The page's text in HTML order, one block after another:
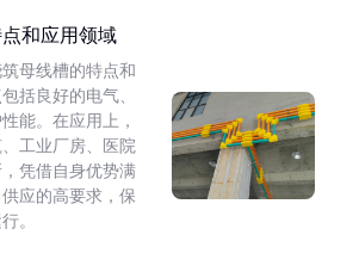
和应用领域
母线槽的特点和
括良好的电气、
能。在应用上，
工业厂房、医院
凭借自身优势满
应的高要求，保
。